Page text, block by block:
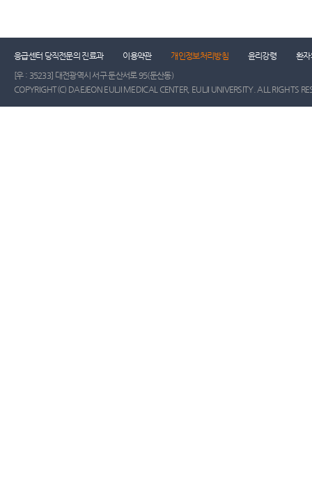
응급센터 당직전문의 진료과 이용약관 개인정보처리방침 윤리강령
환자
[우 : 35233] 대전광역시 서구 둔산서로 95(둔산동)
COPYRIGHT(C) DAEJEON EULJI MEDICAL CENTER, EULJI UNIVERSITY. ALL RIGHTS